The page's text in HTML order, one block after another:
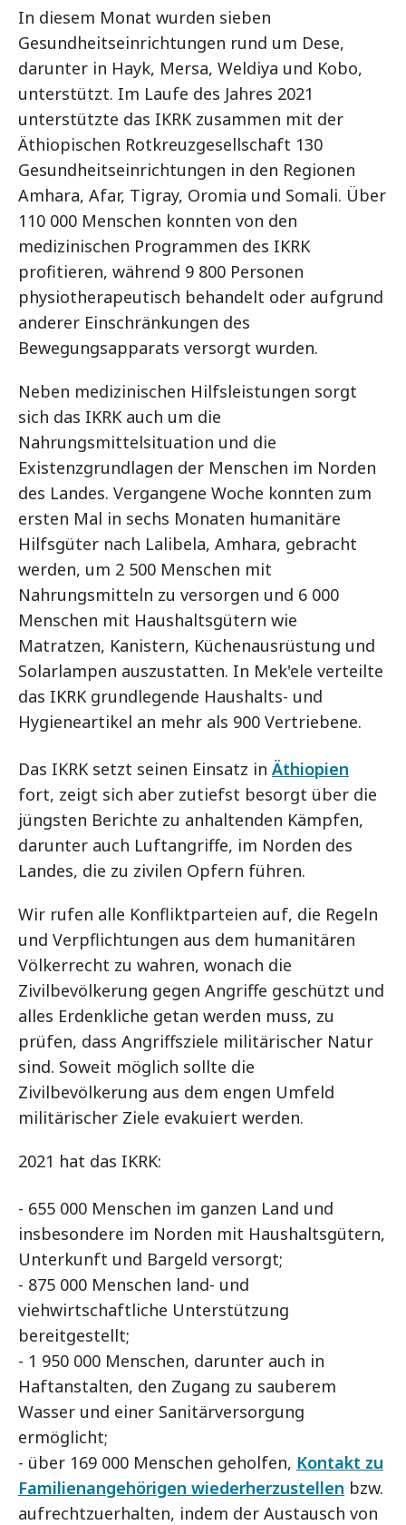
In diesem Monat wurden sieben
Gesundheitseinrichtungen rund um Dese,
darunter in Hayk, Mersa, Weldiya und Kobo,
unterstützt. Im Laufe des Jahres 2021
unterstützte das IKRK zusammen mit der
Äthiopischen Rotkreuzgesellschaft 130
Gesundheitseinrichtungen in den Regionen
Amhara, Afar, Tigray, Oromia und Somali. Über
110 000 Menschen konnten von den
medizinischen Programmen des IKRK
profitieren, während 9 800 Personen
physiotherapeutisch behandelt oder aufgrund
anderer Einschränkungen des
Bewegungsapparats versorgt wurden.
Neben medizinischen Hilfsleistungen sorgt
sich das IKRK auch um die
Nahrungsmittelsituation und die
Existenzgrundlagen der Menschen im Norden
des Landes. Vergangene Woche konnten zum
ersten Mal in sechs Monaten humanitäre
Hilfsgüter nach Lalibela, Amhara, gebracht
werden, um 2 500 Menschen mit
Nahrungsmitteln zu versorgen und 6 000
Menschen mit Haushaltsgütern wie
Matratzen, Kanistern, Küchenausrüstung und
Solarlampen auszustatten. In Mek'ele verteilte
das IKRK grundlegende Haushalts- und
Hygieneartikel an mehr als 900 Vertriebene.
Das IKRK setzt seinen Einsatz in Äthiopien
fort, zeigt sich aber zutiefst besorgt über die
jüngsten Berichte zu anhaltenden Kämpfen,
darunter auch Luftangriffe, im Norden des
Landes, die zu zivilen Opfern führen.
Wir rufen alle Konfliktparteien auf, die Regeln
und Verpflichtungen aus dem humanitären
Völkerrecht zu wahren, wonach die
Zivilbevölkerung gegen Angriffe geschützt und
alles Erdenkliche getan werden muss, zu
prüfen, dass Angriffsziele militärischer Natur
sind. Soweit möglich sollte die
Zivilbevölkerung aus dem engen Umfeld
militärischer Ziele evakuiert werden.
2021 hat das IKRK:
- 655 000 Menschen im ganzen Land und
insbesondere im Norden mit Haushaltsgütern,
Unterkunft und Bargeld versorgt;
- 875 000 Menschen land- und
viehwirtschaftliche Unterstützung
bereitgestellt;
- 1 950 000 Menschen, darunter auch in
Haftanstalten, den Zugang zu sauberem
Wasser und einer Sanitärversorgung
ermöglicht;
- über 169 000 Menschen geholfen, Kontakt zu
Familienangehörigen wiederherzustellen bzw.
aufrechtzuerhalten, indem der Austausch von